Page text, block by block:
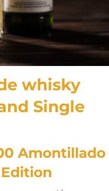
whisky
Single
Amontillado